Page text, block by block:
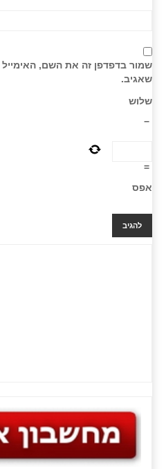
שמור בדפדפן זה את השם,
שאגיב.
שלוש
−
=
אפס